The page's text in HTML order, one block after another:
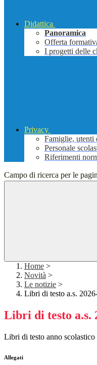
Didattica
Panoramica
Offerta
I progetti delle
Privacy
Famiglie, utenti
Personale
Riferimenti
Campo di ricerca per le
Home >
Novità >
Le notizie >
Libri di testo a.s.
Libri di testo a.s.
Libri di testo anno
Allegati